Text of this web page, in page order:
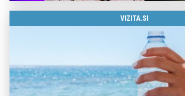
VIZITA.SI